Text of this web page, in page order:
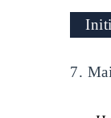
7.